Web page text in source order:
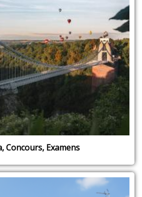
Concours, Examens